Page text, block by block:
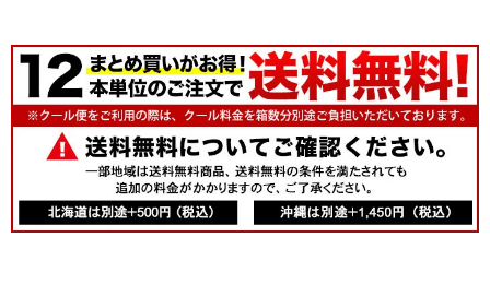
案内していた
だき、地下セ
ラー内でいろ
いろ試飲させ
ていただきま
当店では取扱